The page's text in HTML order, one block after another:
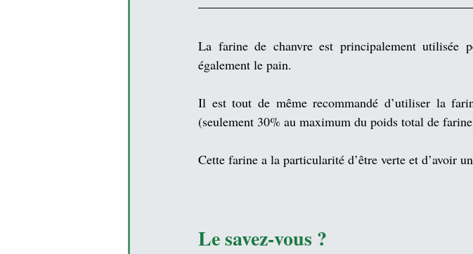
La farine de chanvre est principalement utilisée
également le pain.
Il est tout de même recommandé d’utiliser la
(seulement 30% au maximum du poids total de
Cette farine a la particularité d’être verte et d’avoir
Le savez-vous ?